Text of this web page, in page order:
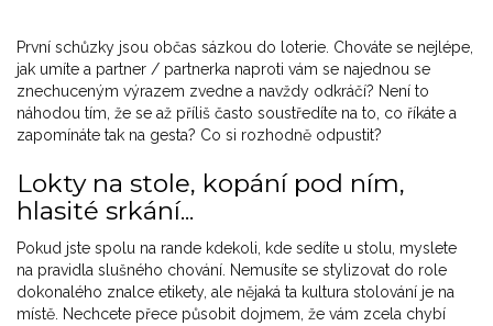
První schůzky jsou občas sázkou do loterie. Chováte se nejlépe,
jak umíte a partner / partnerka naproti vám se najednou se
znechuceným výrazem zvedne a navždy odkráčí? Není to
náhodou tím, že se až příliš často soustředíte na to, co říkáte a
zapomínáte tak na gesta? Co si rozhodně odpustit?
Lokty na stole, kopání pod ním,
hlasité srkání...
Pokud jste spolu na rande kdekoli, kde sedíte u stolu, myslete
na pravidla slušného chování. Nemusíte se stylizovat do role
dokonalého znalce etikety, ale nějaká ta kultura stolování je na
místě. Nechcete přece působit dojmem, že vám zcela chybí